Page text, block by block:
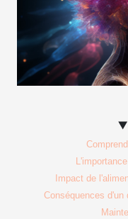
Impact de
Conséquences d'un